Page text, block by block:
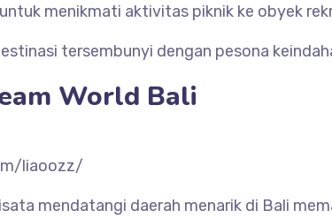
menikmati aktivitas piknik ke obyek
tersembunyi dengan pesona
World Bali
liaoozz/
mendatangi daerah menarik di Bali